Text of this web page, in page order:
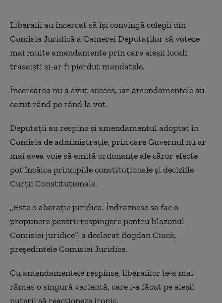
Liberalii au încercat să îşi convingă colegii din
Comisia Juridică a Camerei Deputaţilor să voteze
mai multe amendamente prin care aleşii locali
traseişti şi-ar fi pierdut mandatele.
Încercarea nu a avut succes, iar amendamentele au
căzut rând pe rând la vot.
Deputaţii au respins şi amendamentul adoptat în
Comisia de administraţie, prin care Guvernul nu ar
mai avea voie să emită ordonanţe ale căror efecte
pot încălca principiile constituţionale şi deciziile
Curţii Constituţionale.
„Este o aberaţie juridică. Îndrăznesc să fac o
propunere pentru respingere pentru blazonul
Comisiei juridice”, a declarat Bogdan Ciucă,
președintele Comisiei Juridice.
Cu amendamentele respinse, liberalilor le-a mai
rămas o singură variantă, care i-a făcut pe aleşii
puterii să reacţioneze ironic.